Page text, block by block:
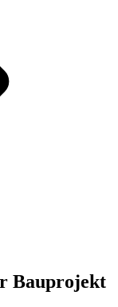
Bauprojekt